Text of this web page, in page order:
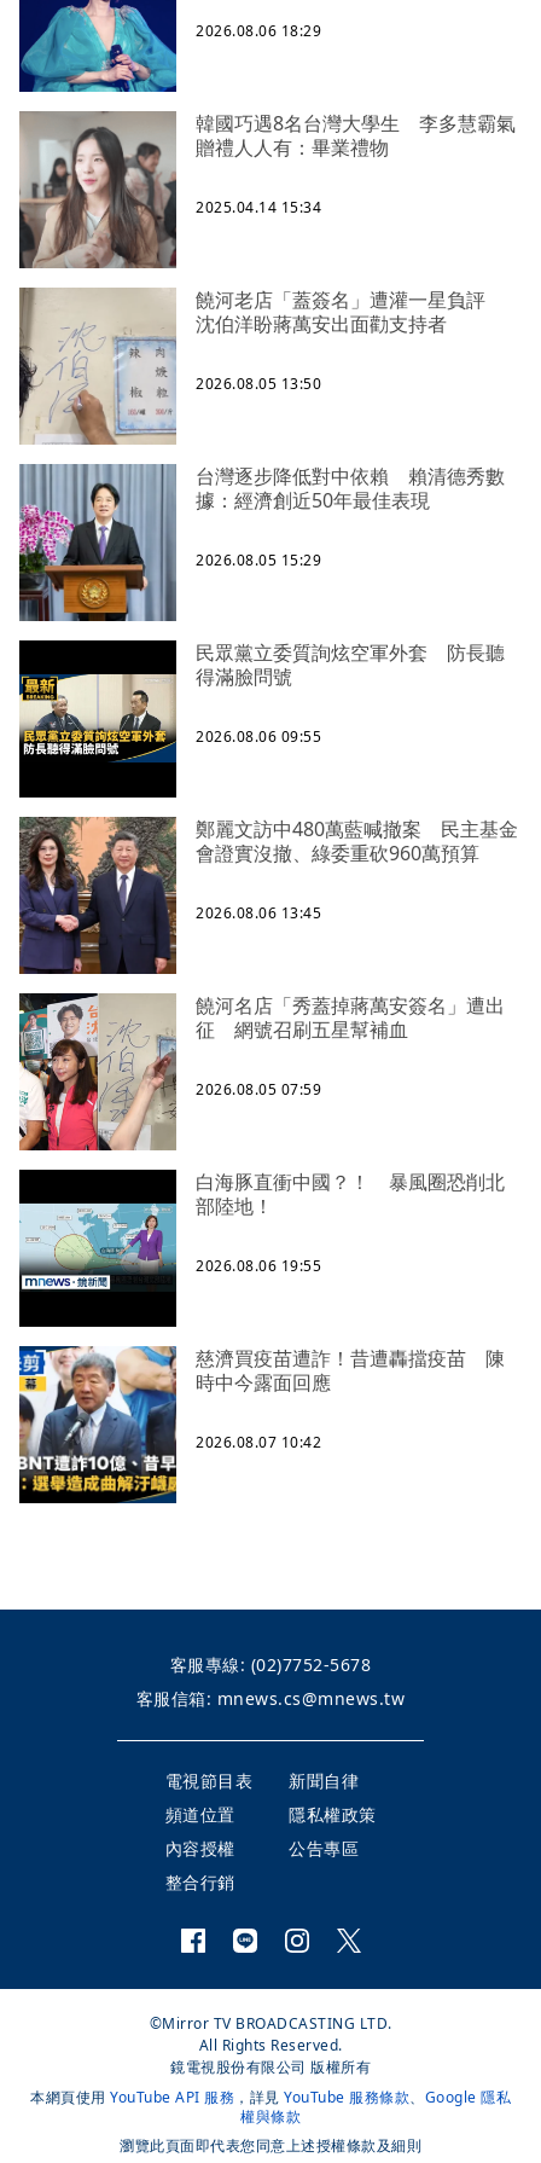
2026.08.06 18:29
韓國巧遇8名台灣大學生 李多慧霸氣
贈禮人人有：畢業禮物
2025.04.14 15:34
饒河老店「蓋簽名」遭灌一星負評
沈伯洋盼蔣萬安出面勸支持者
2026.08.05 13:50
台灣逐步降低對中依賴 賴清德秀數
據：經濟創近50年最佳表現
2026.08.05 15:29
民眾黨立委質詢炫空軍外套 防長聽
得滿臉問號
2026.08.06 09:55
鄭麗文訪中480萬藍喊撤案 民主基金
會證實沒撤、綠委重砍960萬預算
2026.08.06 13:45
饒河名店「秀蓋掉蔣萬安簽名」遭出
征 網號召刷五星幫補血
2026.08.05 07:59
白海豚直衝中國？！ 暴風圈恐削北
部陸地！
2026.08.06 19:55
慈濟買疫苗遭詐！昔遭轟擋疫苗 陳
時中今露面回應
2026.08.07 10:42
客服專線: (02)7752-5678
客服信箱: mnews.cs@mnews.tw
電視節目表
新聞自律
頻道位置
隱私權政策
內容授權
公告專區
整合行銷
©Mirror TV BROADCASTING LTD.
All Rights Reserved.
鏡電視股份有限公司 版權所有
本網頁使用 YouTube API 服務 ，詳見 YouTube 服務條款、 Google 隱私
權與條款
瀏覽此頁面即代表您同意上述授權條款及細則